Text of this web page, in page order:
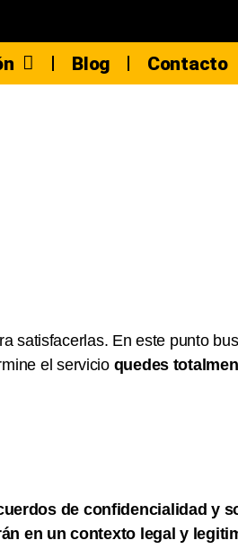
Blog Contacto
satisfacerlas. En este punto
el servicio quedes
de confidencialidad y
en un contexto legal y